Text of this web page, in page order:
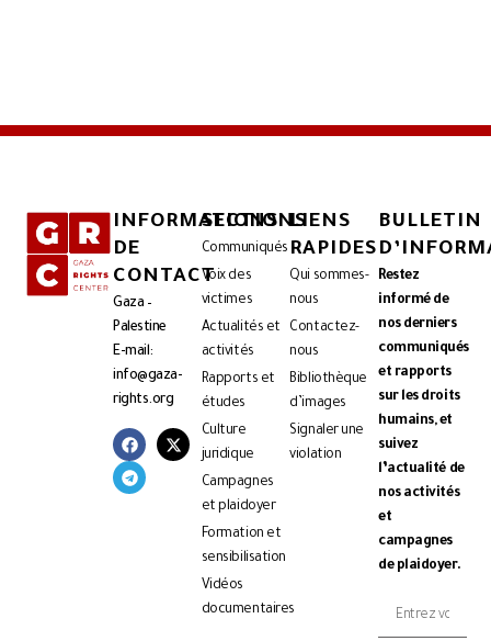
INFORMATIONS
DE
CONTACT
Gaza –
Palestine
E-mail:
info@gaza-
rights.org
SECTIONS
Communiqués
Voix des
victimes
Actualités et
activités
Rapports et
études
Culture
juridique
Campagnes
et plaidoyer
Formation et
sensibilisation
Vidéos
documentaires
LIENS
RAPIDES
Qui sommes-
nous
Contactez-
nous
Bibliothèque
d’images
Signaler une
violation
BULLETIN
Restez
informé de
nos derniers
communiqués
et rapports
sur les droits
humains, et
suivez
l’actualité de
nos activités
et
campagnes
de plaidoyer.